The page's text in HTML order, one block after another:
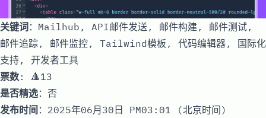
关键词：Mailhub, API邮件发送, 邮件构建, 邮件测试,
邮件追踪, 邮件监控, Tailwind模板, 代码编辑器, 国际化
支持, 开发者工具
票数: 🔺13
是否精选：否
发布时间 ：2025年06月30日 PM03:01 (北京时间)